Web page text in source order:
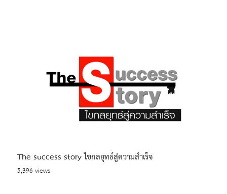
The success story ไขกลยุทธ์สู่ความสำเร็จ
5,396 views